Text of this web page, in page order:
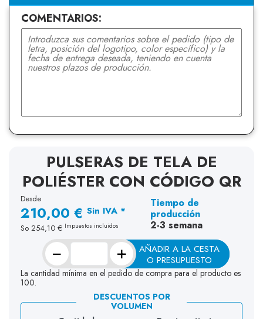
COMENTARIOS:
PULSERAS DE TELA DE
POLIÉSTER CON CÓDIGO QR
Desde
210,00 € Sin IVA *
So 254,10 € Impuestos incluidos
Tiempo de
producción
2-3 semana
− +
AÑADIR A LA CESTA
O PRESUPUESTO
La cantidad mínima en el pedido de compra para el producto es
100.
DESCUENTOS POR
VOLUMEN